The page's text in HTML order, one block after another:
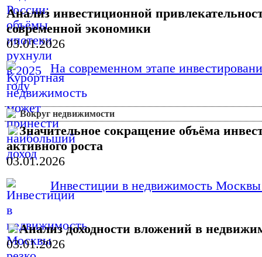
Анализ инвестиционной
современной экономики
03.01.2026
На современном этапе
Вокруг недвижимости
Значительное сокращение объёма
активного роста
03.01.2026
Инвестиции в недвижимость Москвы
Анализ доходности вложений в
03.01.2026